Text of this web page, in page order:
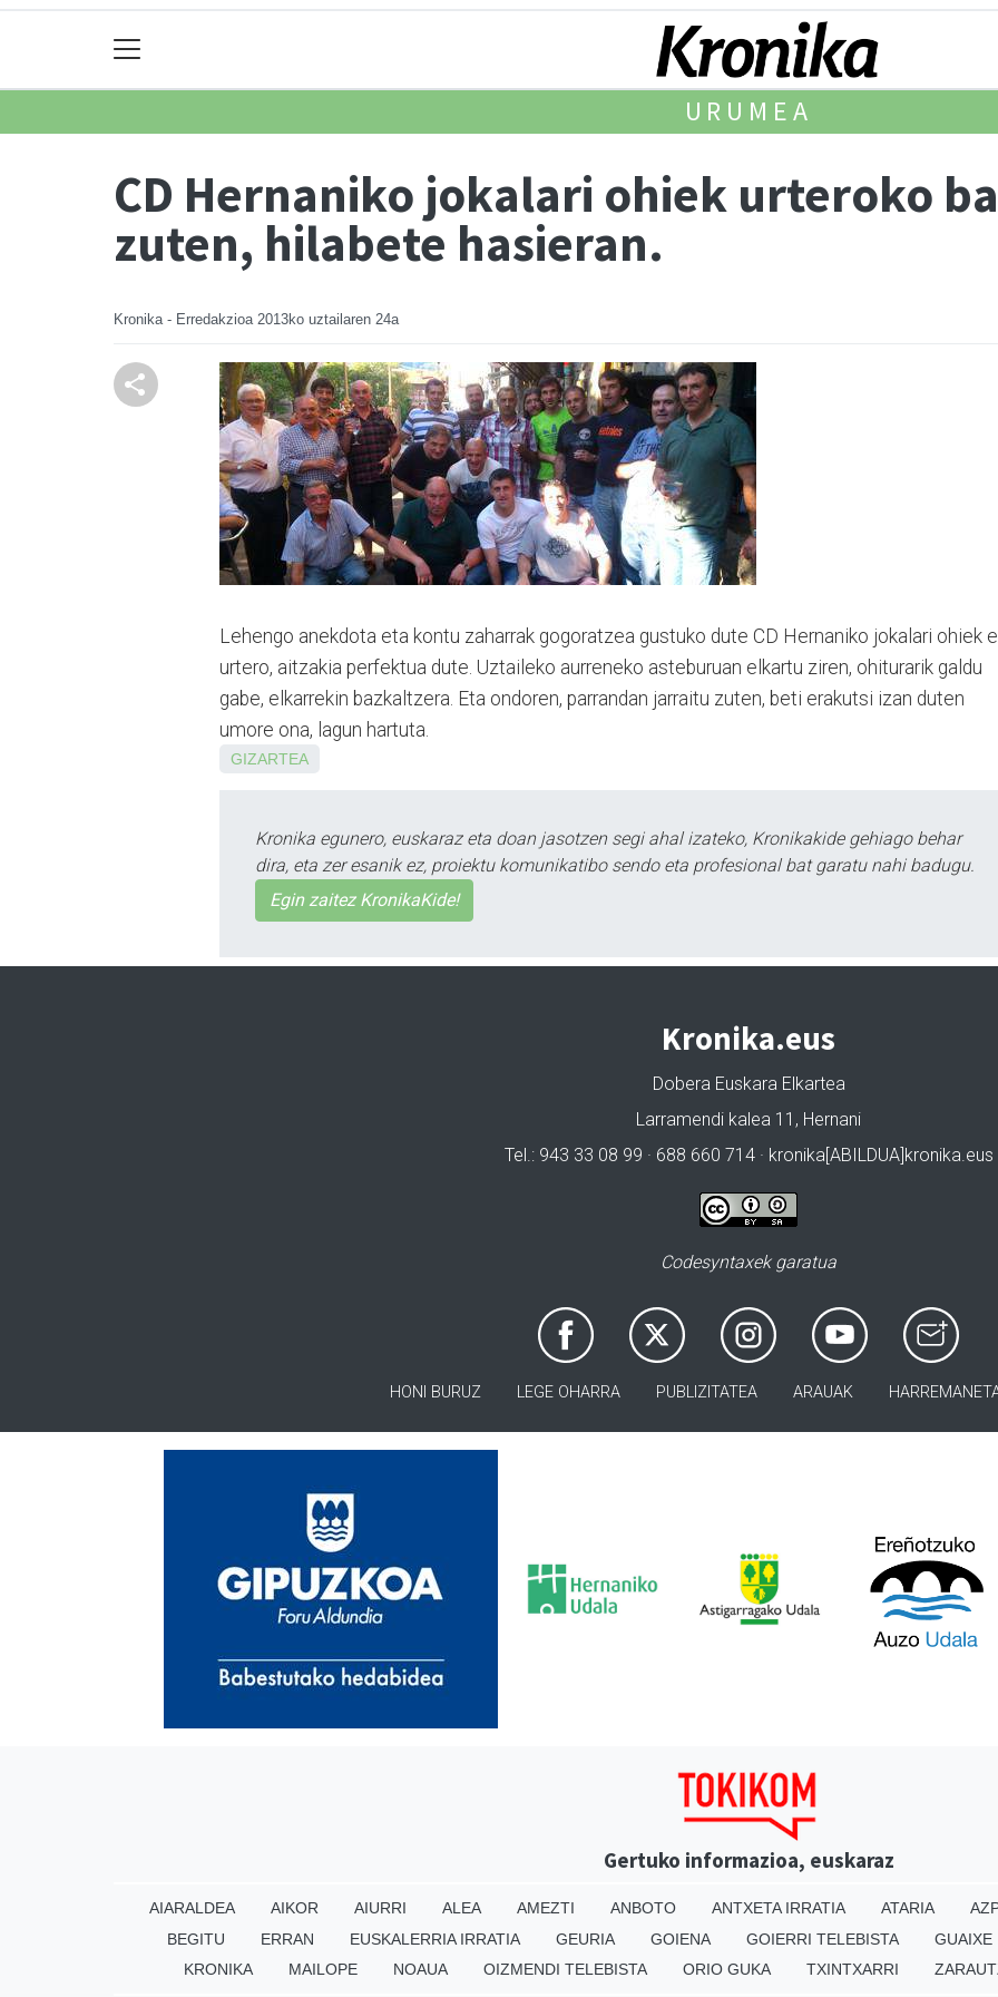
URUMEA
CD Hernaniko jokalari ohiek urteroko
zuten, hilabete hasieran.
Kronika - Erredakzioa 2013ko uztailaren 24a
Lehengo anekdota eta kontu zaharrak gogoratzea gustuko dute CD Hernaniko jokalari ohiek
urtero, aitzakia perfektua dute. Uztaileko aurreneko asteburuan elkartu ziren, ohiturarik galdu
gabe, elkarrekin bazkaltzera. Eta ondoren, parrandan jarraitu zuten, beti erakutsi izan duten
umore ona, lagun hartuta.
GIZARTEA
Kronika egunero, euskaraz eta doan jasotzen segi ahal izateko, Kronikakide gehiago behar
dira, eta zer esanik ez, proiektu komunikatibo sendo eta profesional bat garatu nahi badugu.
Egin zaitez KronikaKide!
Kronika.eus
Dobera Euskara Elkartea
Larramendi kalea 11, Hernani
Tel.: 943 33 08 99 · 688 660 714 · kronika[ABILDUA]kronika.eus
Codesyntaxek garatua
HONI BURUZ LEGE OHARRA PUBLIZITATEA ARAUAK
Gertuko informazioa, euskaraz
AIARALDEA AIKOR AIURRI ALEA AMEZTI ANBOTO ANTXETA IRRATIA ATARIA
BEGITU
ERRAN EUSKALERRIA IRRATIA GEURIA GOIENA GOIERRI TELEBISTA
GUAIXE
KRONIKA
MAILOPE NOAUA OIZMENDI TELEBISTA ORIO GUKA TXINTXARRI